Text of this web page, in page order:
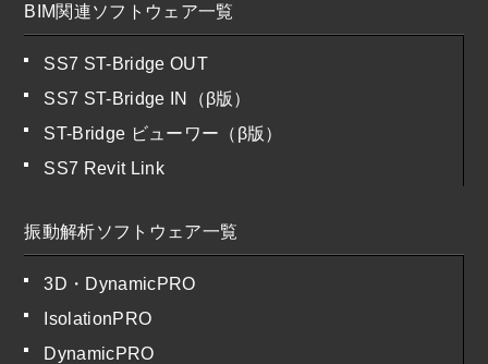
BIM関連ソフトウェア一覧
SS7 ST-Bridge OUT
SS7 ST-Bridge IN（β版）
ST-Bridge ビューワー（β版）
SS7 Revit Link
振動解析ソフトウェア一覧
3D・DynamicPRO
IsolationPRO
DynamicPRO